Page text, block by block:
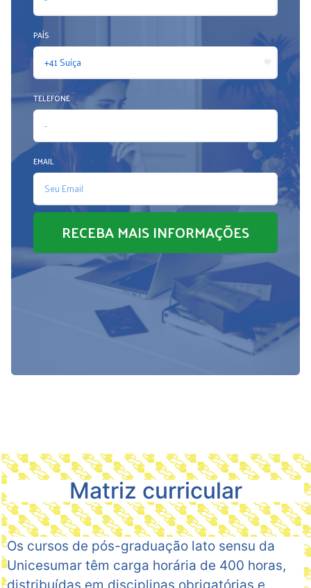
PAÍS
TELEFONE
EMAIL
RECEBA MAIS INFORMAÇÕES
Matriz curricular
Os cursos de pós-graduação lato sensu da
Unicesumar têm carga horária de 400 horas,
distribuídas em disciplinas obrigatórias e